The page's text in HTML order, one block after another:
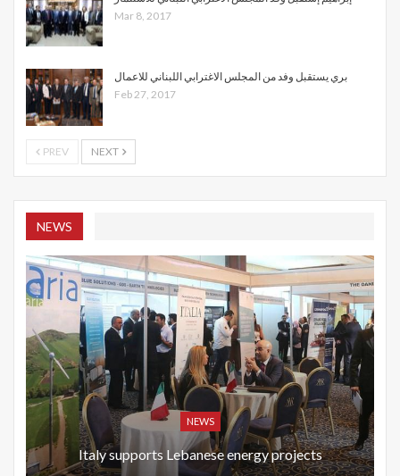
Mar 8, 2017
بري يستقبل وفد من المجلس الاغترابي اللبناني للاعمال
Feb 27, 2017
PREV NEXT
NEWS
NEWS
Italy supports Lebanese energy projects